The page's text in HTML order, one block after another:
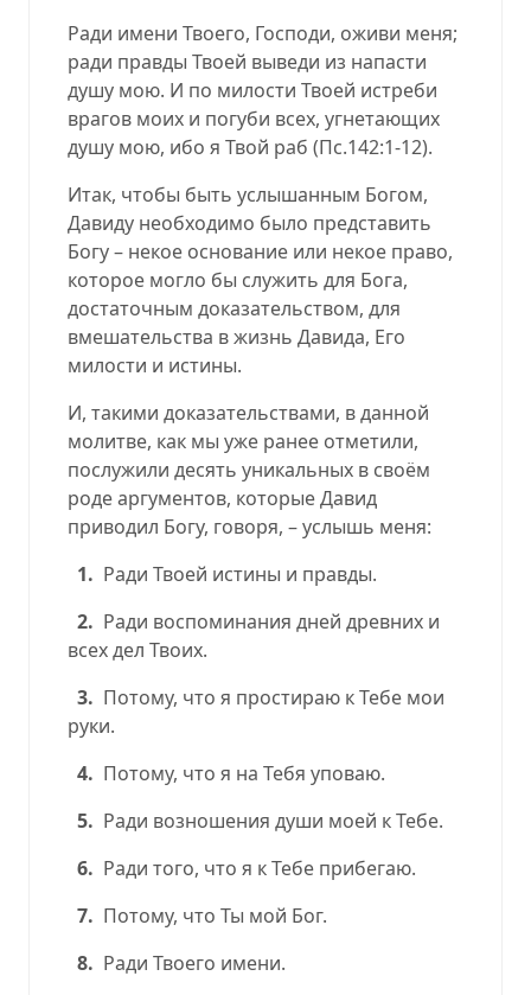
Ради имени Твоего, Господи, оживи меня;
ради правды Твоей выведи из напасти
душу мою. И по милости Твоей истреби
врагов моих и погуби всех, угнетающих
душу мою, ибо я Твой раб (Пс.142:1-12).
Итак, чтобы быть услышанным Богом,
Давиду необходимо было представить
Богу – некое основание или некое право,
которое могло бы служить для Бога,
достаточным доказательством, для
вмешательства в жизнь Давида, Его
милости и истины.
И, такими доказательствами, в данной
молитве, как мы уже ранее отметили,
послужили десять уникальных в своём
роде аргументов, которые Давид
приводил Богу, говоря, – услышь меня:
1. Ради Твоей истины и правды.
2. Ради воспоминания дней древних и
всех дел Твоих.
3. Потому, что я простираю к Тебе мои
руки.
4. Потому, что я на Тебя уповаю.
5. Ради возношения души моей к Тебе.
6. Ради того, что я к Тебе прибегаю.
7. Потому, что Ты мой Бог.
8. Ради Твоего имени.